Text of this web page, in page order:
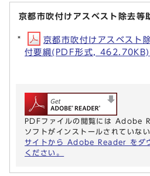
京都市吹付けアスベスト除去等
京都市吹付けアスベスト
付要綱(PDF形式, 462.70KB)
PDFファイルの閲覧には Adobe
ソフトがインストールされていない
サイトから Adobe Reader をダ
ください。